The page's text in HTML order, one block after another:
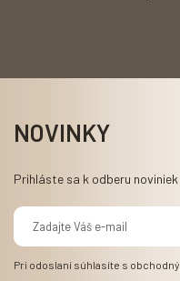
NOVINKY
Prihláste sa k odberu
Pri odoslaní súhlasíte s